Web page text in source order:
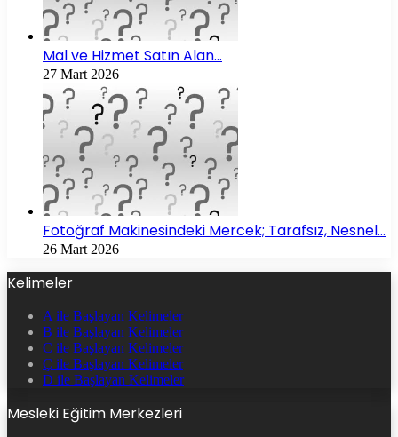
Mal ve Hizmet Satın Alan…
27 Mart 2026
Fotoğraf Makinesindeki Mercek; Tarafsız, Nesnel…
26 Mart 2026
Kelimeler
A ile Başlayan Kelimeler
B ile Başlayan Kelimeler
C ile Başlayan Kelimeler
Ç ile Başlayan Kelimeler
D ile Başlayan Kelimeler
Mesleki Eğitim Merkezleri